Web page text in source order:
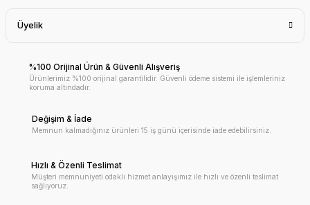
Üyelik
%100 Orijinal Ürün & Güvenli Alışveriş
Ürünlerimiz %100 orijinal garantilidir. Güvenli ödeme sistemi ile işlemleriniz
koruma altındadır.
Değişim & İade
Memnun kalmadığınız ürünleri 15 iş günü içerisinde iade edebilirsiniz.
Hızlı & Özenli Teslimat
Müşteri memnuniyeti odaklı hizmet anlayışımız ile hızlı ve özenli teslimat
sağlıyoruz.